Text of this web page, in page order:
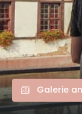
Galerie